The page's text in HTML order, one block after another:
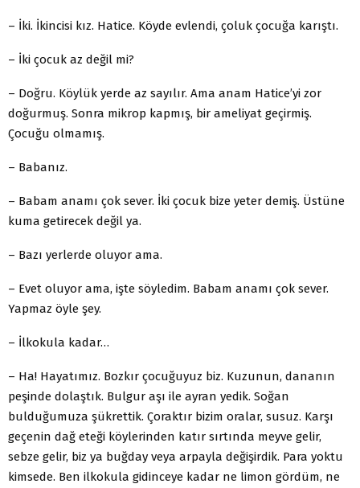
– İki. İkincisi kız. Hatice. Köyde evlendi, çoluk çocuğa karıştı.
– İki çocuk az değil mi?
– Doğru. Köylük yerde az sayılır. Ama anam Hatice’yi zor
doğurmuş. Sonra mikrop kapmış, bir ameliyat geçirmiş.
Çocuğu olmamış.
– Babanız.
– Babam anamı çok sever. İki çocuk bize yeter demiş. Üstüne
kuma getirecek değil ya.
– Bazı yerlerde oluyor ama.
– Evet oluyor ama, işte söyledim. Babam anamı çok sever.
Yapmaz öyle şey.
– İlkokula kadar…
– Ha! Hayatımız. Bozkır çocuğuyuz biz. Kuzunun, dananın
peşinde dolaştık. Bulgur aşı ile ayran yedik. Soğan
bulduğumuza şükrettik. Çoraktır bizim oralar, susuz. Karşı
geçenin dağ eteği köylerinden katır sırtında meyve gelir,
sebze gelir, biz ya buğday veya arpayla değişirdik. Para yoktu
kimsede. Ben ilkokula gidinceye kadar ne limon gördüm, ne